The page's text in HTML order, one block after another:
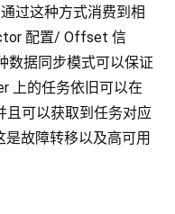
过这种方式消费到相
配置/ Offset 信
数据同步模式可以保证
上的任务依旧可以在
且可以获取到任务对应
故障转移以及高可用